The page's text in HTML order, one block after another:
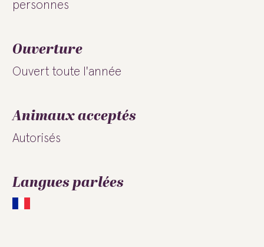
personnes
Ouverture
Ouvert toute l'année
Animaux acceptés
Autorisés
Langues parlées